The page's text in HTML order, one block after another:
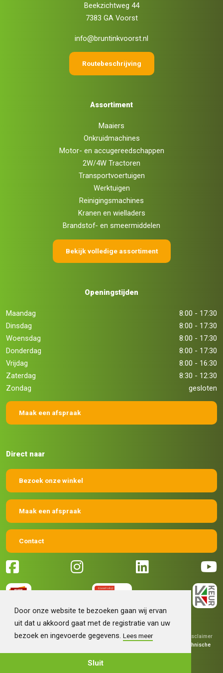
Door onze website te bezoeken gaan wij ervan
uit dat u akkoord gaat met de registratie van uw
bezoek en ingevoerde gegevens.Lees meer
Sluit
Beekzichtweg 44
7383 GA Voorst
info@bruntinkvoorst.nl
Routebeschrijving
Assortiment
Maaiers
Onkruidmachines
Motor- en accugereedschappen
2W/4W Tractoren
Transportvoertuigen
Werktuigen
Reinigingsmachines
Kranen en wielladers
Brandstof- en smeermiddelen
Bekijk volledige assortiment
Openingstijden
Maandag
8:00 - 17:30
Dinsdag
8:00 - 17:30
Woensdag
8:00 - 17:30
Donderdag
8:00 - 17:30
Vrijdag
8:00 - 16:30
Zaterdag
8:30 - 12:30
Zondag
gesloten
Maak een afspraak
Direct naar
Bezoek onze winkel
Maak een afspraak
Contact
© 2026 Machinehandel Bruntink BV | Algemene voorwaarden
Disclaimer
Technische
realisatieSieronline B.V.